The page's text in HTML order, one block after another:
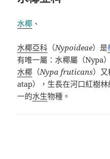
水椰 、
水椰亞科 （Nypoideae）是
有唯一屬：水椰屬（Nypa
水椰 （Nypa fruticans）
atap），生長在河口紅樹
一的水生物種。